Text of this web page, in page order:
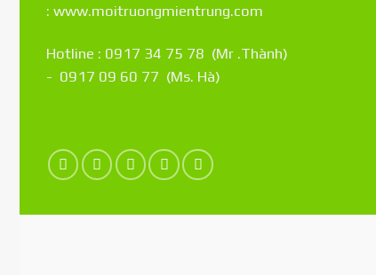
: www.moitruongmientrung.com
Hotline : 0917 34 75 78 (Mr .Thành)
- 0917 09 60 77 (Ms. Hà)